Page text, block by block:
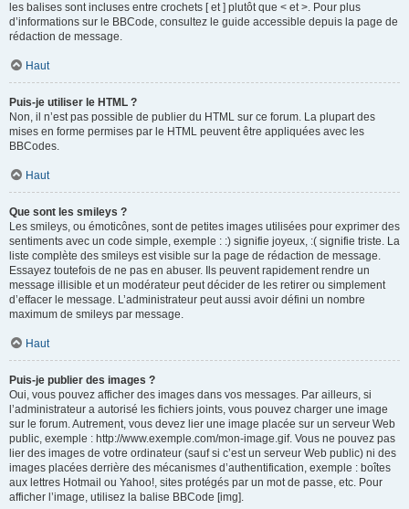
les balises sont incluses entre crochets [ et ] plutôt que < et >. Pour plus
d’informations sur le BBCode, consultez le guide accessible depuis la page de
rédaction de message.
Haut
Puis-je utiliser le HTML ?
Non, il n’est pas possible de publier du HTML sur ce forum. La plupart des
mises en forme permises par le HTML peuvent être appliquées avec les
BBCodes.
Haut
Que sont les smileys ?
Les smileys, ou émoticônes, sont de petites images utilisées pour exprimer des
sentiments avec un code simple, exemple : :) signifie joyeux, :( signifie triste. La
liste complète des smileys est visible sur la page de rédaction de message.
Essayez toutefois de ne pas en abuser. Ils peuvent rapidement rendre un
message illisible et un modérateur peut décider de les retirer ou simplement
d’effacer le message. L’administrateur peut aussi avoir défini un nombre
maximum de smileys par message.
Haut
Puis-je publier des images ?
Oui, vous pouvez afficher des images dans vos messages. Par ailleurs, si
l’administrateur a autorisé les fichiers joints, vous pouvez charger une image
sur le forum. Autrement, vous devez lier une image placée sur un serveur Web
public, exemple : http://www.exemple.com/mon-image.gif. Vous ne pouvez pas
lier des images de votre ordinateur (sauf si c’est un serveur Web public) ni des
images placées derrière des mécanismes d’authentification, exemple : boîtes
aux lettres Hotmail ou Yahoo!, sites protégés par un mot de passe, etc. Pour
afficher l’image, utilisez la balise BBCode [img].